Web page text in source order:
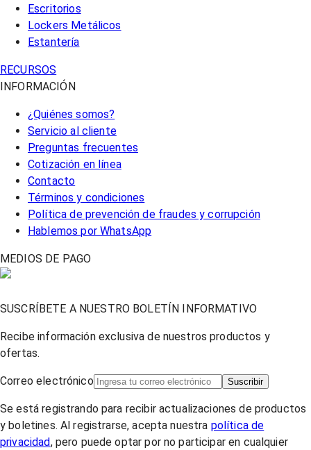
Escritorios
Lockers Metálicos
Estantería
RECURSOS
INFORMACIÓN
¿Quiénes somos?
Servicio al cliente
Preguntas frecuentes
Cotización en línea
Contacto
Términos y condiciones
Política de prevención de fraudes y corrupción
Hablemos por WhatsApp
MEDIOS DE PAGO
SUSCRÍBETE A NUESTRO BOLETÍN INFORMATIVO
Recibe información exclusiva de nuestros productos y
ofertas.
Correo electrónico Suscribir
Se está registrando para recibir actualizaciones de productos
y boletines. Al registrarse, acepta nuestra política de
privacidad, pero puede optar por no participar en cualquier